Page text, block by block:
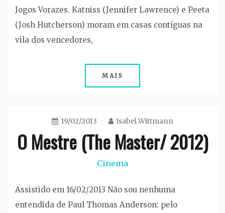
Jogos Vorazes. Katniss (Jennifer Lawrence) e Peeta
(Josh Hutcherson) moram em casas contíguas na
vila dos vencedores,
MAIS
19/02/2013 Isabel Wittmann
O Mestre (The Master/ 2012)
Cinema
Assistido em 16/02/2013 Não sou nenhuma
entendida de Paul Thomas Anderson: pelo